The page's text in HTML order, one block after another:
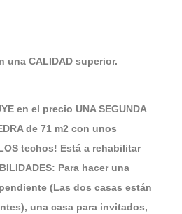
una CALIDAD superior.
en el precio UNA SEGUNDA
de 71 m2 con unos
techos! Está a rehabilitar
Para hacer una
(Las dos casas están
una casa para invitados,